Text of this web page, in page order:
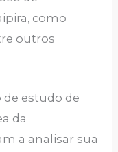
como
outros
de estudo de
da
a analisar sua